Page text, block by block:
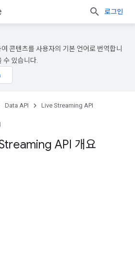
로그인
콘텐츠를 사용자의 기본 언어로 번역합니
수 있습니다.
Data API Live Streaming API
API 개요